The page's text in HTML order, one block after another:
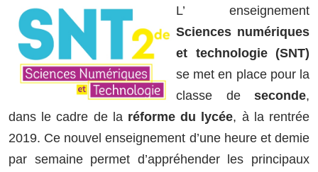
L’ enseignement
Sciences numériques
et technologie (SNT)
se met en place pour la
classe de seconde,
dans le cadre de la réforme du lycée, à la rentrée
2019. Ce nouvel enseignement d’une heure et demie
par semaine permet d’appréhender les principaux